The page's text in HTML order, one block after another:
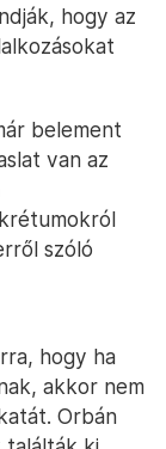
hogy az
belement
van az
szóló
hogy ha
akkor nem
Orbán